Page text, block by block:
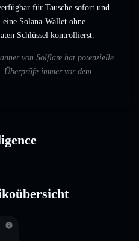
für Tausche sofort und
eine Solana-Wallet ohne
Schlüssel kontrollierst.
von Solflare hat potenzielle
Überprüfe immer vor dem